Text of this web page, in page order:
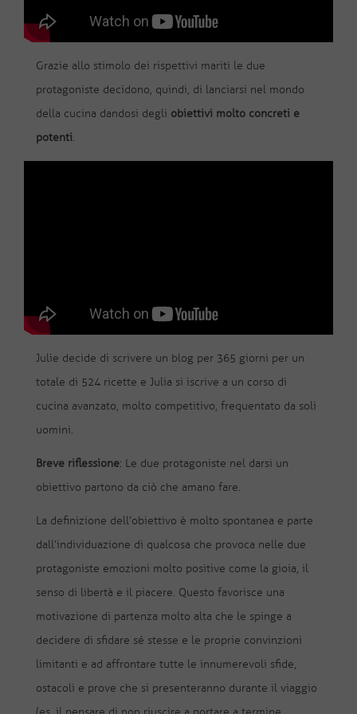
Grazie allo stimolo dei rispettivi mariti le due
protagoniste decidono, quindi, di lanciarsi nel mondo
della cucina dandosi degli obiettivi molto concreti e
potenti.
Julie decide di scrivere un blog per 365 giorni per un
totale di 524 ricette e Julia si iscrive a un corso di
cucina avanzato, molto competitivo, frequentato da soli
uomini.
Breve riflessione: Le due protagoniste nel darsi un
obiettivo partono da ciò che amano fare.
La definizione dell’obiettivo è molto spontanea e parte
dall’individuazione di qualcosa che provoca nelle due
protagoniste emozioni molto positive come la gioia, il
senso di libertà e il piacere. Questo favorisce una
motivazione di partenza molto alta che le spinge a
decidere di sfidare sé stesse e le proprie convinzioni
limitanti e ad affrontare tutte le innumerevoli sfide,
ostacoli e prove che si presenteranno durante il viaggio